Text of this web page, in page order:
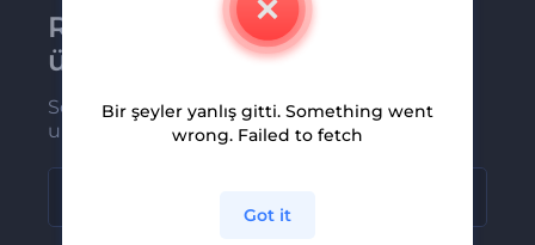
Renderforest bültenine
üye olun
Son haber ve tekliflerimiz ilk olarak size
ulaşsın
Bir şeyler yanlış gitti. Something went
wrong. Failed to fetch
Got it